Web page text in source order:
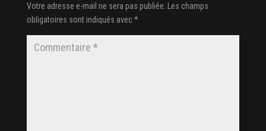
Votre adresse e-mail ne sera pas publiée.
Les champs
obligatoires sont indiqués avec*